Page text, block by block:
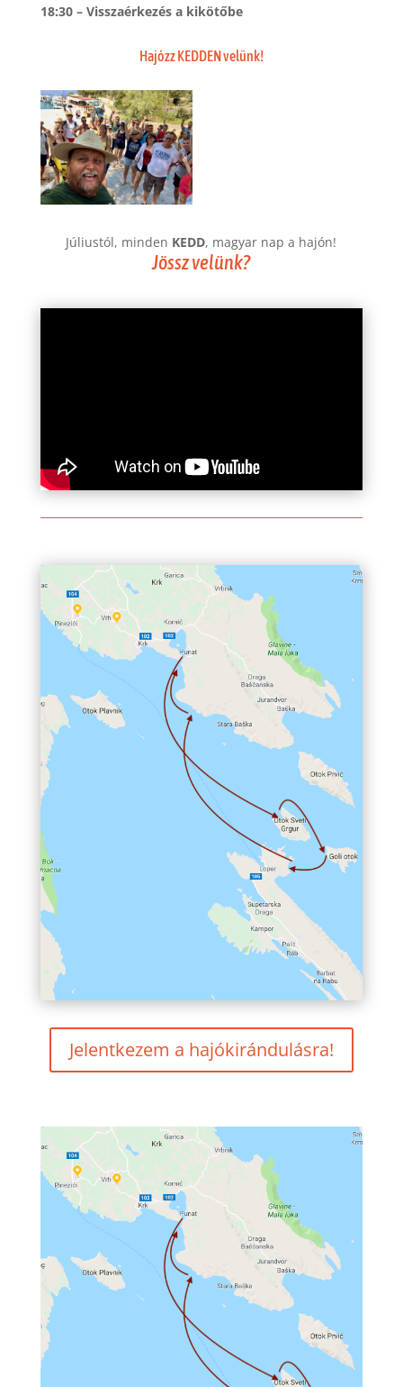
18:30 – Visszaérkezés a kikötőbe
Hajózz KEDDEN velünk!
Júliustól, minden KEDD, magyar nap a hajón!
Jössz velünk?
Jelentkezem a hajókirándulásra!